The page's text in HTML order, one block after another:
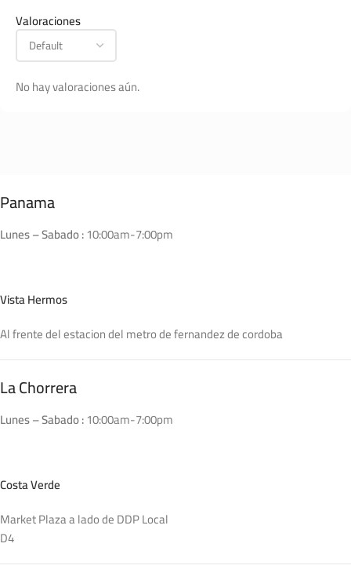
Valoraciones
No hay valoraciones aún.
Panama
Lunes – Sabado :10:00am-7:00pm
Vista Hermos
Al frente del estacion del metro de fernandez de cordoba
La Chorrera
Lunes – Sabado :10:00am-7:00pm
Costa Verde
Market Plaza a lado de DDP Local
D4